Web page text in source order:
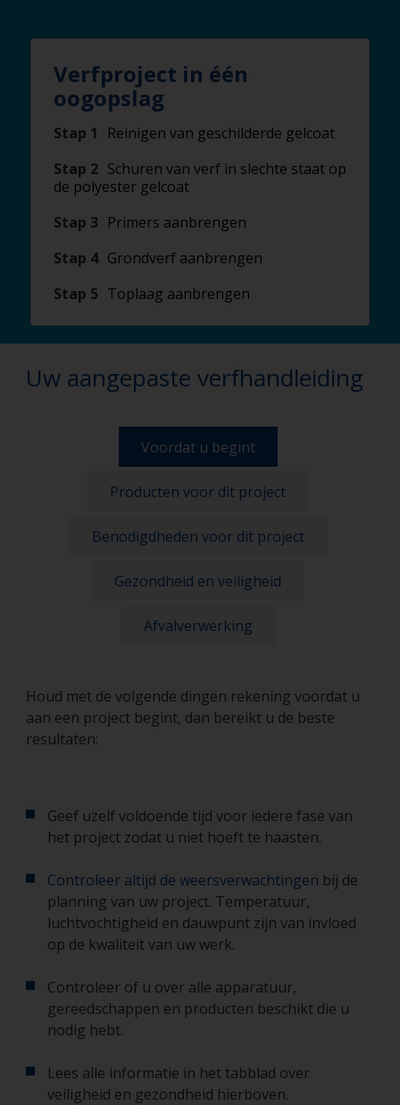
Verfproject in één
oogopslag
Stap 1
Reinigen van geschilderde gelcoat
Stap 2 Schuren van verf in slechte staat op
de polyester gelcoat
Stap 3 Primers aanbrengen
Stap 4 Grondverf aanbrengen
Stap 5 Toplaag aanbrengen
Uw aangepaste verfhandleiding
Voordat u begint
Producten voor dit project
Benodigdheden voor dit project
Gezondheid en veiligheid
Afvalverwerking
Houd met de volgende dingen rekening voordat u
aan een project begint, dan bereikt u de beste
resultaten:
Geef uzelf voldoende tijd voor iedere fase van
het project zodat u niet hoeft te haasten.
Controleer altijd de weersverwachtingen bij de
planning van uw project. Temperatuur,
luchtvochtigheid en dauwpunt zijn van invloed
op de kwaliteit van uw werk.
Controleer of u over alle apparatuur,
gereedschappen en producten beschikt die u
nodig hebt.
Lees alle informatie in het tabblad over
veiligheid en gezondheid hierboven.